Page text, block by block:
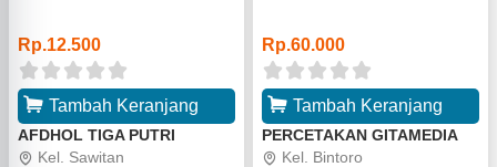
Rp.12.500
Tambah Keranjang
AFDHOL TIGA PUTRI
Kel. Sawitan
Rp.60.000
Tambah Keranjang
PERCETAKAN GITAMEDIA
Kel. Bintoro